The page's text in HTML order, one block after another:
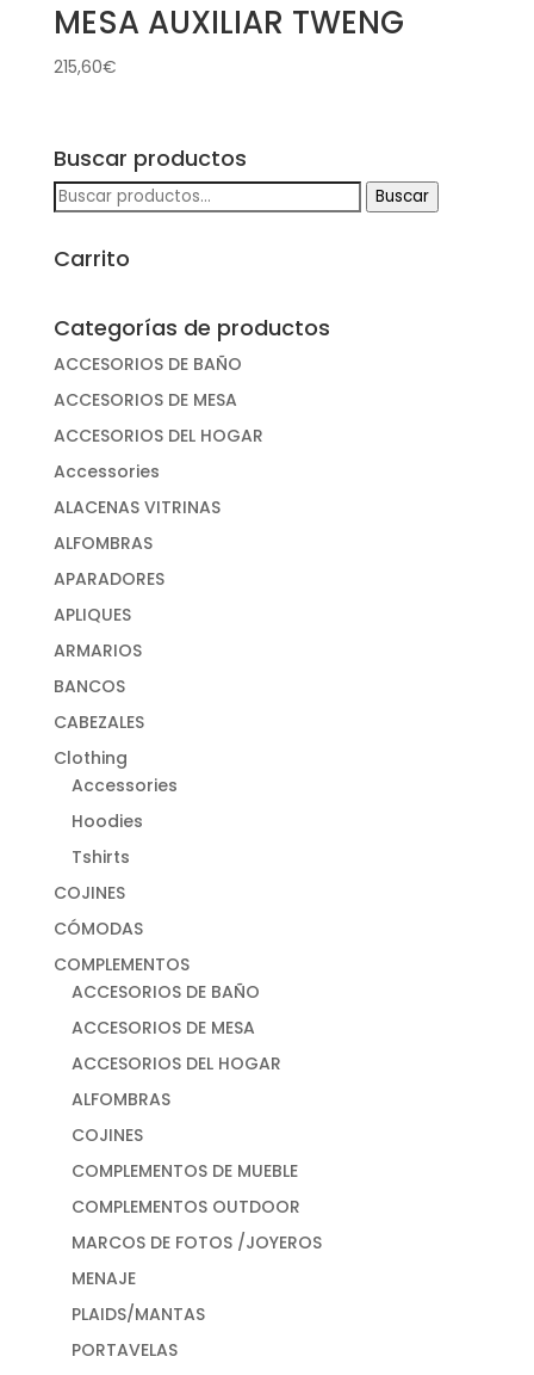
MESA AUXILIAR TWENG
215,60€
Buscar productos
Buscar
por:
Buscar
Carrito
Categorías de productos
ACCESORIOS DE BAÑO
ACCESORIOS DE MESA
ACCESORIOS DEL HOGAR
Accessories
ALACENAS VITRINAS
ALFOMBRAS
APARADORES
APLIQUES
ARMARIOS
BANCOS
CABEZALES
Clothing
Accessories
Hoodies
Tshirts
COJINES
CÓMODAS
COMPLEMENTOS
ACCESORIOS DE BAÑO
ACCESORIOS DE MESA
ACCESORIOS DEL HOGAR
ALFOMBRAS
COJINES
COMPLEMENTOS DE MUEBLE
COMPLEMENTOS OUTDOOR
MARCOS DE FOTOS /JOYEROS
MENAJE
PLAIDS/MANTAS
PORTAVELAS